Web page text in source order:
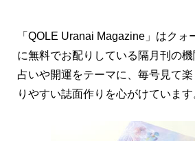
「QOLE Uranai Magazine」はクォ
に無料でお配りしている隔月刊の機
占いや開運をテーマに、毎号見て
りやすい誌面作りを心がけています